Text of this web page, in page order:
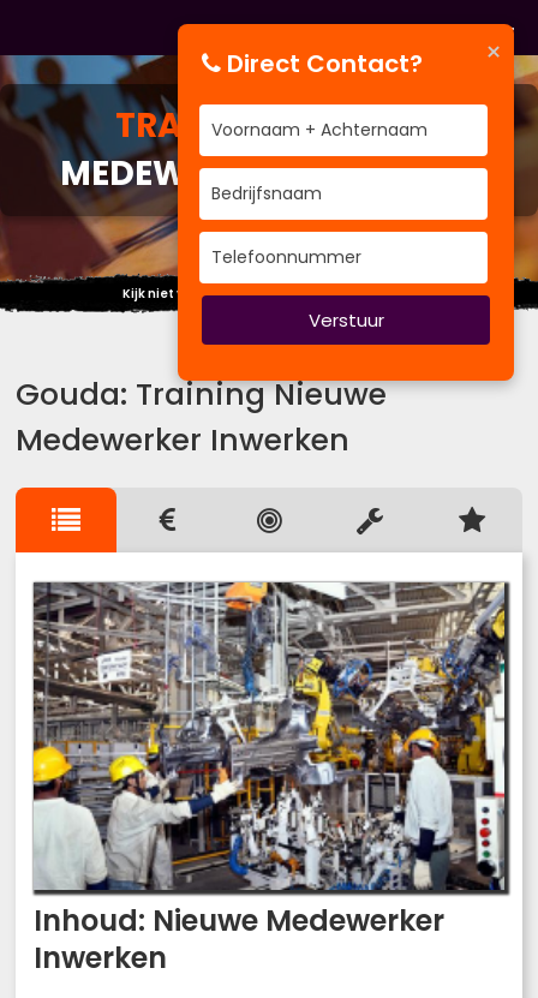
TRAININGNIEUWE
MEDEWERKER INWERKEN
Kijk niet veel betekenend maar beteken veel.
Gouda: Training Nieuwe
Medewerker Inwerken
Inhoud: Nieuwe Medewerker
Inwerken
×
Direct Contact?
Verstuur